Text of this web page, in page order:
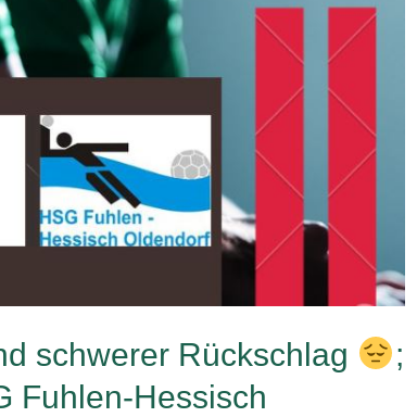
schwerer Rückschlag
;
Fuhlen-Hessisch